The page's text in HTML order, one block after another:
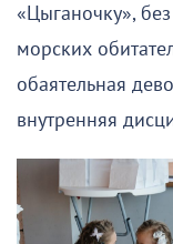
«Цыганочку»,
морских
обаятельная
внутренняя